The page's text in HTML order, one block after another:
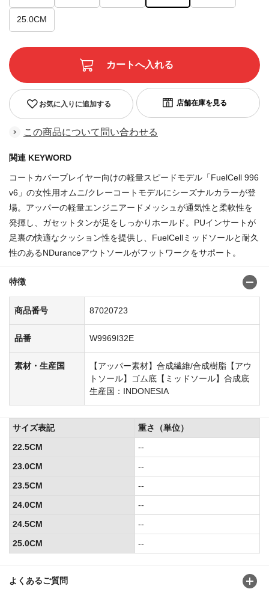
25.0CM
お気に入りに追加する
この商品について問い合わせる
関連 KEYWORD
コートカバープレイヤー向けの軽量スピードモデル「FuelCell 996
v6」の女性用オムニ/クレーコートモデルにシーズナルカラーが登
場。アッパーの軽量エンジニアードメッシュが通気性と柔軟性を
発揮し、ガセットタンが足をしっかりホールド。PUインサートが
足裏の快適なクッション性を提供し、FuelCellミッドソールと耐久
性のあるNDuranceアウトソールがフットワークをサポート。
特徴
商品番号 87020723
品番 W9969I32E
素材・生産国
【アッパー素材】合成繊維/合成樹脂【アウ
トソール】ゴム底【ミッドソール】合成底
生産国：INDONESIA
よくあるご質問
サイズ表記
重さ（単位）
22.5CM
--
23.0CM
--
23.5CM
--
24.0CM
--
24.5CM
--
25.0CM
--